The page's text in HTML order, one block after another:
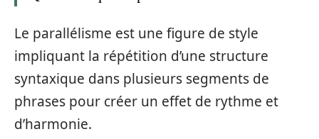
Le parallélisme est une figure de style
impliquant la répétition d’une structure
syntaxique dans plusieurs segments de
phrases pour créer un effet de rythme et
d’harmonie.